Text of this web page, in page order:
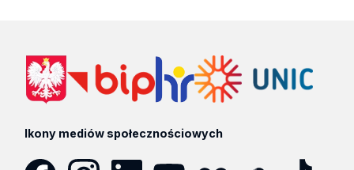
Ikony mediów społecznościowych